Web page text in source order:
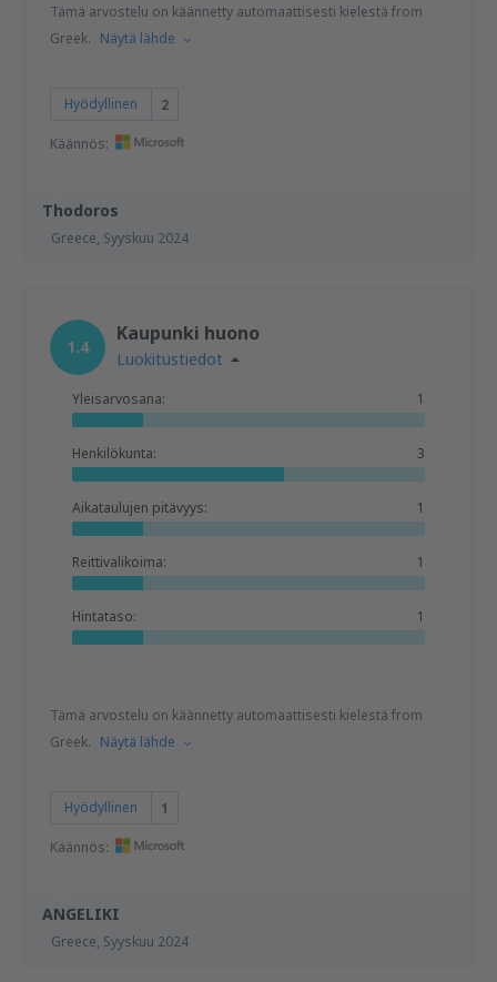
Thodoros
Greece, Syyskuu 2024
Tämä arvostelu on käännetty automaattisesti kielestä from
Greek. Näytä lähde
Hyödyllinen 2
Käännös:
ANGELIKI
Greece, Syyskuu 2024
1.4
Kaupunki huono
Luokitustiedot
Yleisarvosana: 1
Henkilökunta: 3
Aikataulujen pitävyys: 1
Reittivalikoima: 1
Hintataso: 1
Tämä arvostelu on käännetty automaattisesti kielestä from
Greek. Näytä lähde
Hyödyllinen 1
Käännös: